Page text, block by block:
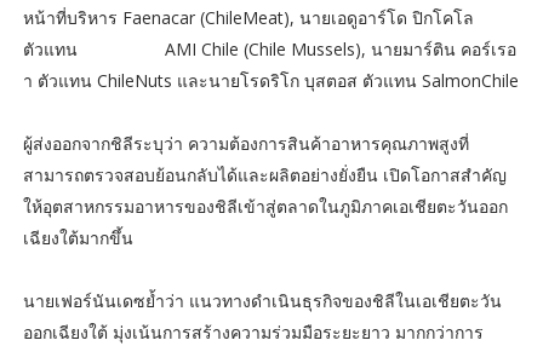
หน้าที่บริหาร Faenacar (ChileMeat), นายเอดูอาร์โด ปิกโคโล
ตัวแทน AMI Chile (Chile Mussels), นายมาร์ติน คอร์เรอ
า ตัวแทน ChileNuts และนายโรดริโก บุสตอส ตัวแทน SalmonChile
ผู้ส่งออกจากชิลีระบุว่า ความต้องการสินค้าอาหารคุณภาพสูงที่
สามารถตรวจสอบย้อนกลับได้และผลิตอย่างยั่งยืน เปิดโอกาสสำคัญ
ให้อุตสาหกรรมอาหารของชิลีเข้าสู่ตลาดในภูมิภาคเอเชียตะวันออก
เฉียงใต้มากขึ้น
นายเฟอร์นันเดซย้ำว่า แนวทางดำเนินธุรกิจของชิลีในเอเชียตะวัน
ออกเฉียงใต้ มุ่งเน้นการสร้างความร่วมมือระยะยาว มากกว่าการ